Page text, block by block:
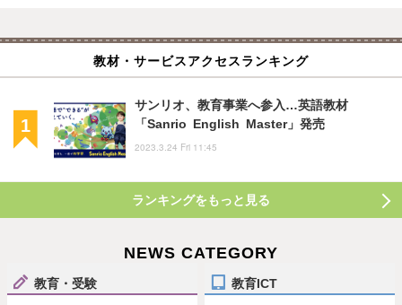
教材・サービスアクセスランキング
サンリオ、教育事業へ参入…英語教材
「Sanrio English Master」発売
2023.3.24 Fri 11:45
ランキングをもっと見る
NEWS CATEGORY
教育・受験 教育ICT